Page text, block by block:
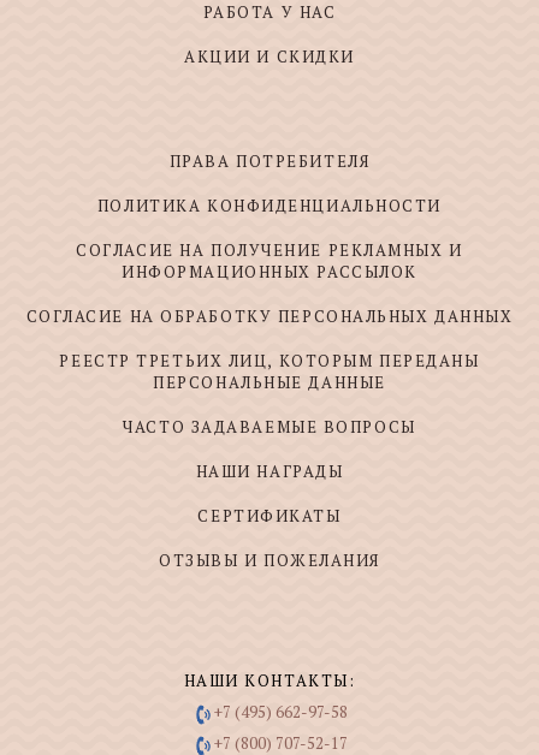
РАБОТА У НАС
АКЦИИ И СКИДКИ
ПРАВА ПОТРЕБИТЕЛЯ
ПОЛИТИКА КОНФИДЕНЦИАЛЬНОСТИ
СОГЛАСИЕ НА ПОЛУЧЕНИЕ РЕКЛАМНЫХ И
ИНФОРМАЦИОННЫХ РАССЫЛОК
СОГЛАСИЕ НА ОБРАБОТКУ ПЕРСОНАЛЬНЫХ ДАННЫХ
РЕЕСТР ТРЕТЬИХ ЛИЦ, КОТОРЫМ ПЕРЕДАНЫ
ПЕРСОНАЛЬНЫЕ ДАННЫЕ
ЧАСТО ЗАДАВАЕМЫЕ ВОПРОСЫ
НАШИ НАГРАДЫ
СЕРТИФИКАТЫ
ОТЗЫВЫ И ПОЖЕЛАНИЯ
НАШИ КОНТАКТЫ:
+7 (495) 662-97-58
+7 (800) 707-52-17